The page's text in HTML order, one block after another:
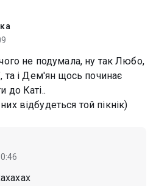
не подумала, ну так Любо,
та і Дем'ян щось починає
до Каті..
відбудеться той пікнік)